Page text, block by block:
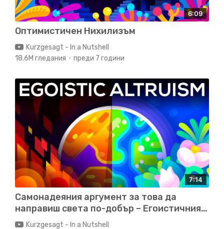
6:09
Oптимистичен Нихилизъм
Kurzgesagt - In a Nutshell
18.6M гледания
преди 7 години
7:14
Самонадеяния аргумент за това да
направиш света по-добър – Егоистичния
Алтруизъм
Kurzgesagt - In a Nutshell